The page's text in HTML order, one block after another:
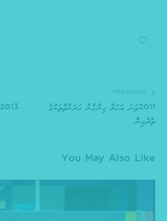
PREVIOUS
2011ވަނަ އަހަރު ހިންގުނު ހަރަކާތްތަކުގެ
ތެރެއިން
2013ވަނަ އަހަރު ހިންގުނު ހަރަކާތްތައް
You May Also Like